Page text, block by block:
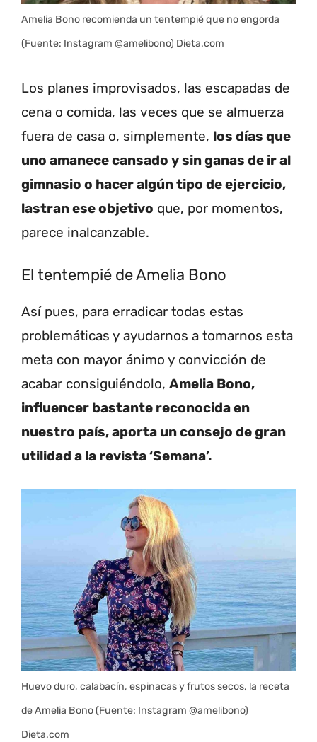
Amelia Bono recomienda un tentempié que no engorda
(Fuente: Instagram @amelibono) Dieta.com
Los planes improvisados, las escapadas de
cena o comida, las veces que se almuerza
fuera de casa o, simplemente, los días que
uno amanece cansado y sin ganas de ir al
gimnasio o hacer algún tipo de ejercicio,
lastran ese objetivo que, por momentos,
parece inalcanzable.
El tentempié de Amelia Bono
Así pues, para erradicar todas estas
problemáticas y ayudarnos a tomarnos esta
meta con mayor ánimo y convicción de
acabar consiguiéndolo, Amelia Bono,
influencer bastante reconocida en
nuestro país, aporta un consejo de gran
utilidad a la revista ‘Semana’.
Huevo duro, calabacín, espinacas y frutos secos, la receta
de Amelia Bono (Fuente: Instagram @amelibono)
Dieta.com